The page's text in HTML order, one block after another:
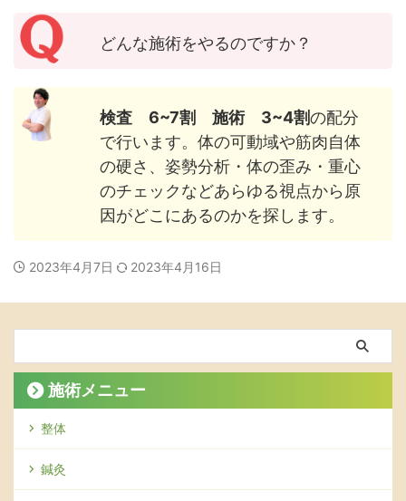
どんな施術をやるのですか？
検査 6~7割 施術 3~4割の配分
で行います。体の可動域や筋肉自体
の硬さ、姿勢分析・体の歪み・重心
のチェックなどあらゆる視点から原
因がどこにあるのかを探します。
2023年4月7日 2023年4月16日
施術メニュー
整体
鍼灸